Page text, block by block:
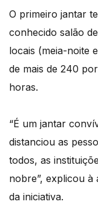
O primeiro jantar
conhecido salão
locais (meia-noite
de mais de 240
horas.
“É um jantar
distanciou as
todos, as
nobre”, explicou à
da iniciativa.